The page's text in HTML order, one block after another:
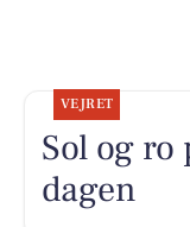
VEJRET
Sol og ro
dagen